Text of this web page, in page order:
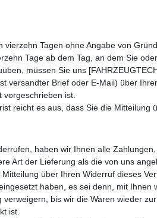
vierzehn Tagen ohne Angabe von
Tage ab dem Tag, an dem Sie
müssen Sie uns
versandter Brief oder E-Mail) über
ist.
reicht es aus, dass Sie die Mitteilung
haben wir Ihnen alle
Art der Lieferung als die von uns
über Ihren Widerruf dieses
haben, es sei denn, mit
bis wir die Waren wieder
ist.